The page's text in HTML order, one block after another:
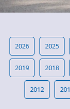
2026 2025
2019 2018
2012